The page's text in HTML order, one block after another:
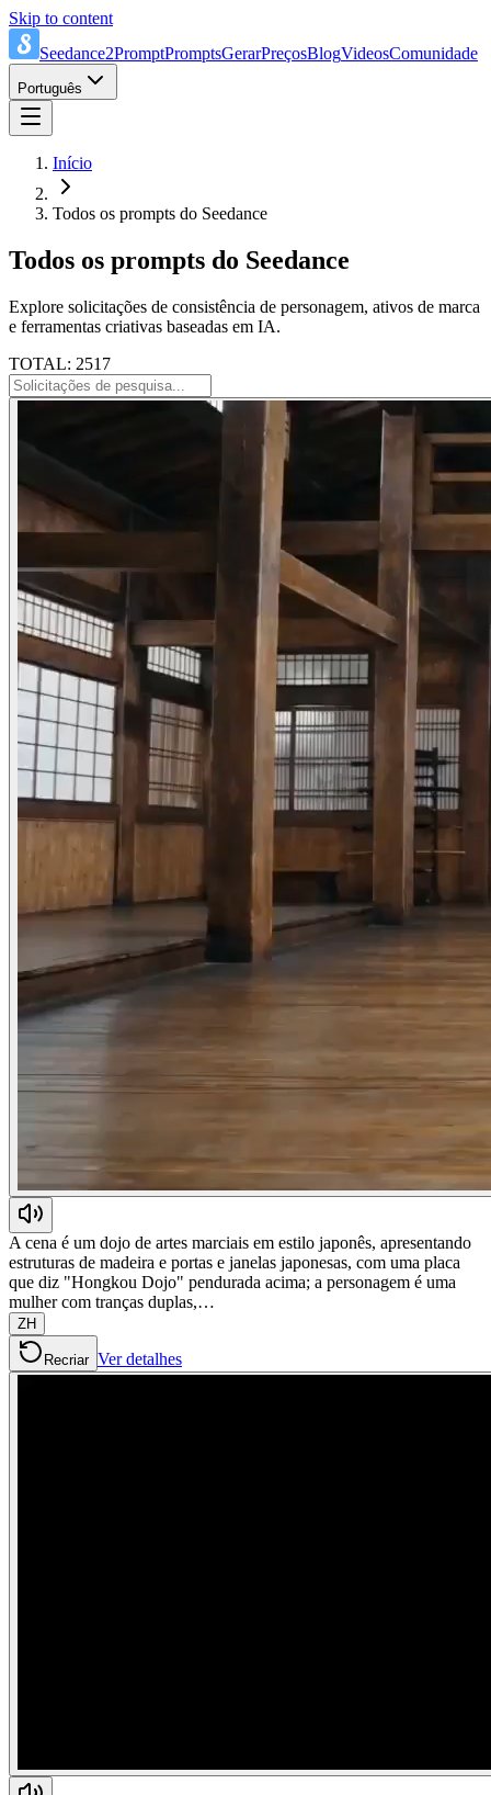
Skip to content
Seedance2PromptPromptsGerarPreçosBlogVideosComunidade
Português
Início
Todos os prompts do Seedance
Todos os prompts do Seedance
Explore solicitações de consistência de personagem, ativos de marca
e ferramentas criativas baseadas em IA.
TOTAL: 2517
A cena é um dojo de artes marciais em estilo japonês, apresentando
estruturas de madeira e portas e janelas japonesas, com uma placa
que diz "Hongkou Dojo" pendurada acima; a personagem é uma
mulher com tranças duplas,…
ZH
Recriar Ver detalhes